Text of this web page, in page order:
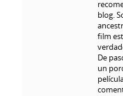
blog.
film
De
un